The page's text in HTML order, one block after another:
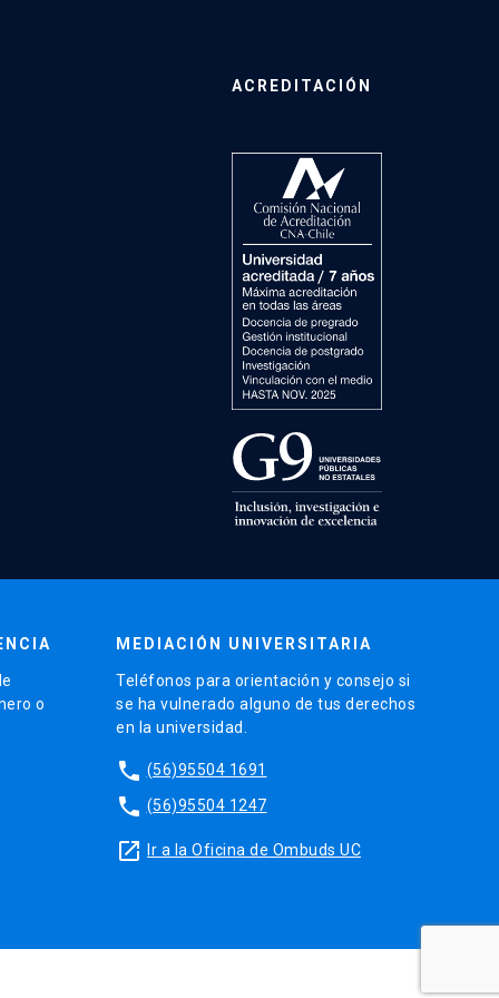
ACREDITACIÓN
o
MEDIACIÓN UNIVERSITARIA
Teléfonos para orientación y consejo si
se ha vulnerado alguno de tus derechos
en la universidad.
phone (56)95504 1691
phone (56)95504 1247
launch Ir a la Oficina de Ombuds UC